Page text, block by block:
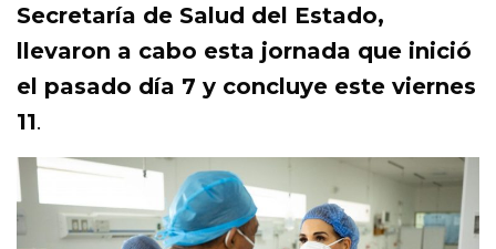
Secretaría de Salud del Estado,
llevaron a cabo esta jornada que inició
el pasado día 7 y concluye este viernes
11.